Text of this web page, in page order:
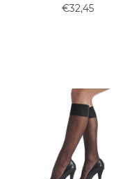
€32,45